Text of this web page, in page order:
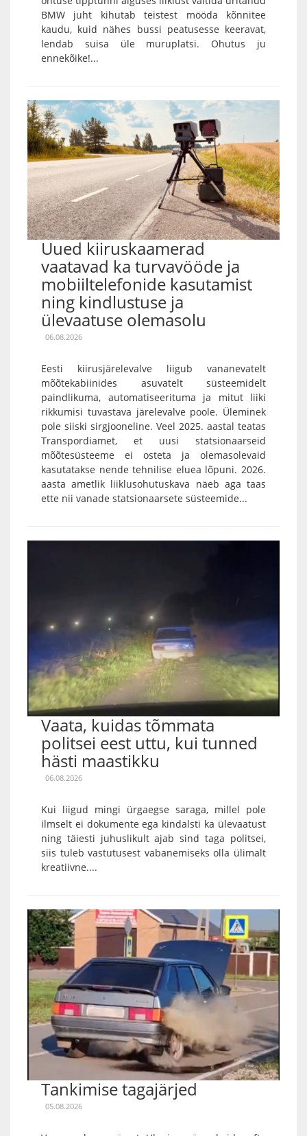
BMW juht kihutab teistest mööda kõnnitee
kaudu, kuid nähes bussi peatusesse keeravat,
lendab suisa üle muruplatsi. Ohutus ju
ennekõike!...
Uued kiiruskaamerad
vaatavad ka turvavööde ja
mobiiltelefonide kasutamist
ning kindlustuse ja
ülevaatuse olemasolu
06.08.2026
Eesti kiirusjärelevalve liigub vananevatelt
mõõtekabiinides asuvatelt süsteemidelt
paindlikuma, automatiseerituma ja mitut liiki
rikkumisi tuvastava järelevalve poole. Üleminek
pole siiski sirgjooneline. Veel 2025. aastal teatas
Transpordiamet, et uusi statsionaarseid
mõõtesüsteeme ei osteta ja olemasolevaid
kasutatakse nende tehnilise eluea lõpuni. 2026.
aasta ametlik liiklusohutuskava näeb aga taas
ette nii vanade statsionaarsete süsteemide...
Vaata, kuidas tõmmata
politsei eest uttu, kui tunned
hästi maastikku
06.08.2026
Kui liigud mingi ürgaegse saraga, millel pole
ilmselt ei dokumente ega kindalsti ka ülevaatust
ning täiesti juhuslikult ajab sind taga politsei,
siis tuleb vastutusest vabanemiseks olla ülimalt
kreatiivne....
Tankimise tagajärjed
05.08.2026